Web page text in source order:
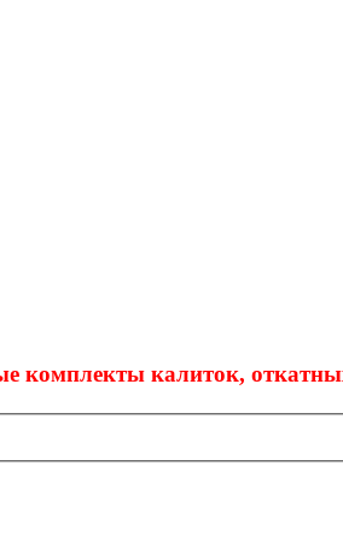
комплекты калиток,